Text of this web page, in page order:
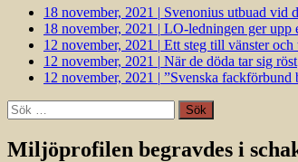
18 november, 2021 | Svenonius utbuad vid
18 november, 2021 | LO-ledningen ger upp
12 november, 2021 | Ett steg till vänster
12 november, 2021 | När de döda tar sig röst
12 november, 2021 | ”Svenska fackförbund
Sök
efter:
Miljöprofilen begravdes i